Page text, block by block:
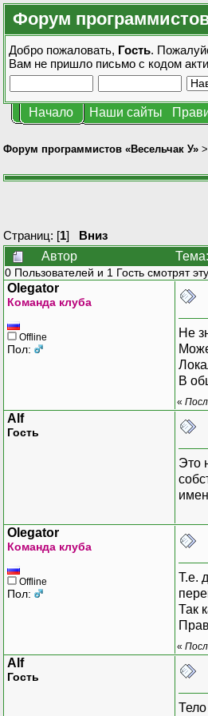
Форум
Добро пожаловать, Гость.
Вам не пришло письмо с кодом
Начало Наши сайты
Форум программистов «Весельчак У» >
Страниц: [1] Вниз
Автор
0 Пользователей и 1 Гость смотрят
Olegator
Команда клуба
Offline
Пол:
Не
В
«
Alf
Гость
Это
Olegator
Команда клуба
Offline
Пол:
Т.е.
Так
«
Alf
Гость